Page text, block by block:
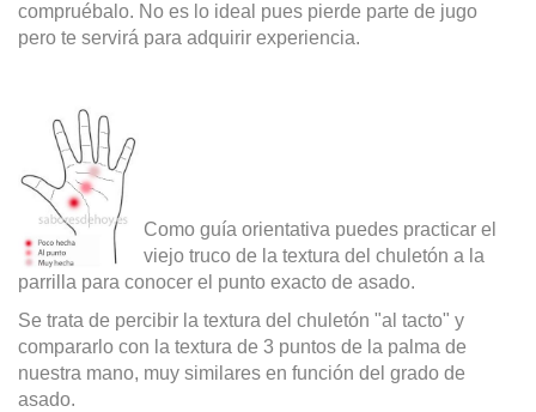
compruébalo. No es lo ideal pues pierde parte de jugo
pero te servirá para adquirir experiencia.
Como guía orientativa puedes practicar el
viejo truco de la textura del chuletón a la
parrilla para conocer el punto exacto de asado.
Se trata de percibir la textura del chuletón "al tacto" y
compararlo con la textura de 3 puntos de la palma de
nuestra mano, muy similares en función del grado de
asado.